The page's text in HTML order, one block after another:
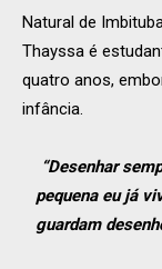
Natural de
Thayssa é
quatro anos,
infância.
“Desenhar
pequena eu já
guardam